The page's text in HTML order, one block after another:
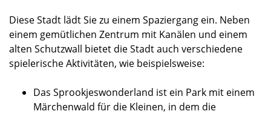
Diese Stadt lädt Sie zu einem Spaziergang ein. Neben
einem gemütlichen Zentrum mit Kanälen und einem
alten Schutzwall bietet die Stadt auch verschiedene
spielerische Aktivitäten, wie beispielsweise:
Das Sprookjeswonderland ist ein Park mit einem
Märchenwald für die Kleinen, in dem die